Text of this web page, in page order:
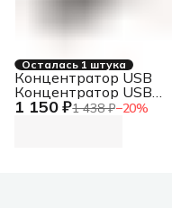
Осталась 1 штука
1 150 ₽1 438 ₽−20%
Концентратор USB
Концентратор USB-
C, 2xUSB 3.0, 2xUSB-